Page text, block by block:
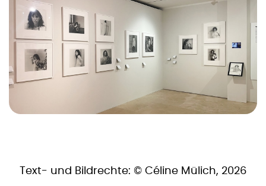
Text- und Bildrechte: © Céline Mülich, 2026